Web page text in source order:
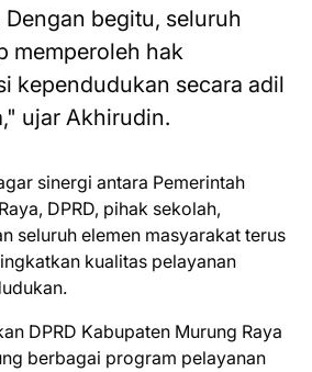
Dengan begitu, seluruh
memperoleh hak
kependudukan secara adil
ujar Akhirudin.
sinergi antara Pemerintah
DPRD, pihak sekolah,
seluruh elemen masyarakat terus
kualitas pelayanan
DPRD Kabupaten Murung Raya
berbagai program pelayanan